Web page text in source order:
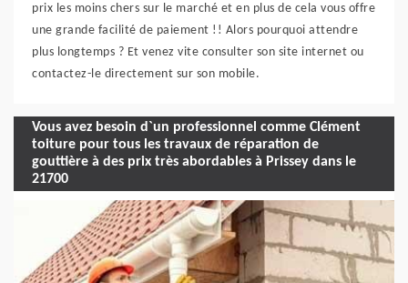
prix les moins chers sur le marché et en plus de cela vous offre
une grande facilité de paiement !! Alors pourquoi attendre
plus longtemps ? Et venez vite consulter son site internet ou
contactez-le directement sur son mobile.
Vous avez besoin d`un professionnel comme Clément
toiture pour tous les travaux de réparation de
gouttière à des prix très abordables à Prissey dans le
21700